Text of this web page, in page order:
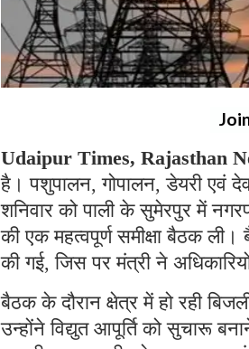
Udaipur Times, Rajasthan
है। पशुपालन, गोपालन, डेयरी एवं
शनिवार को पाली के सुमेरपुर में
की एक महत्वपूर्ण समीक्षा बैठक
की गई, जिस पर मंत्री ने
बैठक के दौरान क्षेत्र में हो रही
उन्होंने विद्युत आपूर्ति को सुचारू